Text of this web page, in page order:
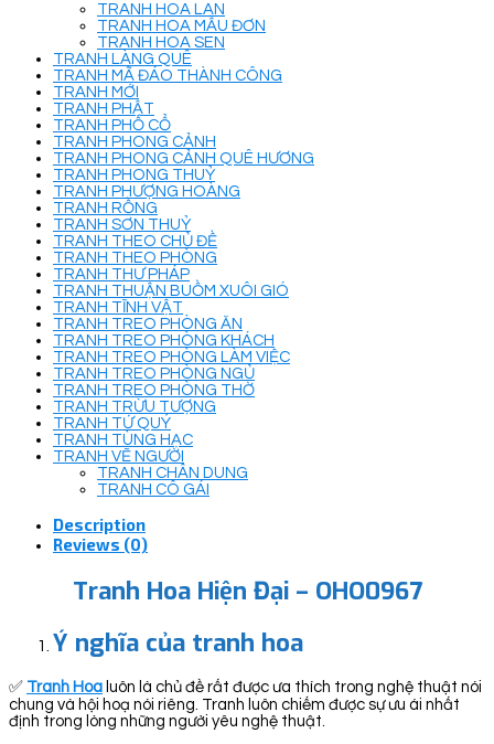
TRANH HOA LAN
TRANH HOA MẪU ĐƠN
TRANH HOA SEN
TRANH LÀNG QUÊ
TRANH MÃ ĐÁO THÀNH CÔNG
TRANH MỚI
TRANH PHẬT
TRANH PHỐ CỔ
TRANH PHONG CẢNH
TRANH PHONG CẢNH QUÊ HƯƠNG
TRANH PHONG THUỶ
TRANH PHƯỢNG HOÀNG
TRANH RỒNG
TRANH SƠN THUỶ
TRANH THEO CHỦ ĐỀ
TRANH THEO PHÒNG
TRANH THƯ PHÁP
TRANH THUẬN BUỒM XUÔI GIÓ
TRANH TĨNH VẬT
TRANH TREO PHÒNG ĂN
TRANH TREO PHÒNG KHÁCH
TRANH TREO PHÒNG LÀM VIỆC
TRANH TREO PHÒNG NGỦ
TRANH TREO PHÒNG THỜ
TRANH TRỪU TƯỢNG
TRANH TỨ QUÝ
TRANH TÙNG HẠC
TRANH VẼ NGƯỜI
TRANH CHÂN DUNG
TRANH CÔ GÁI
Description
Reviews (0)
Tranh Hoa Hiện Đại – OHO0967
Ý nghĩa của tranh hoa
✅ Tranh Hoa luôn là chủ đề rất được ưa thích trong nghệ thuật nói
chung và hội hoạ nói riêng. Tranh luôn chiếm được sự ưu ái nhất
định trong lòng những người yêu nghệ thuật.